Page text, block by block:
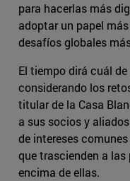
para hacerlas más
adoptar un papel
desafíos globales
El tiempo dirá cuál
considerando los
titular de la Casa
a sus socios y
de intereses
que trascienden a las
encima de ellas.